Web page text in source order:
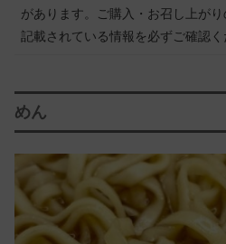
があります。ご購入・お召し上が
記載されている情報を必ずご確認く
めん